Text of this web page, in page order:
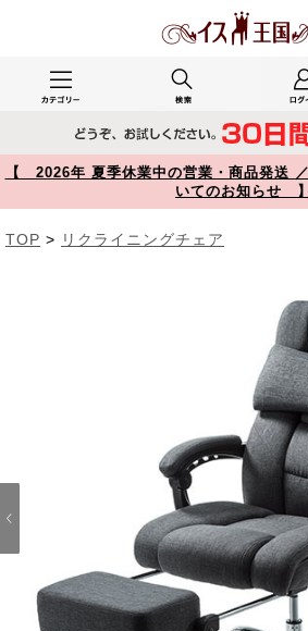
【 2026年 夏季休業中の営業・商品発送
いてのお知らせ 】
TOP > リクライニングチェア